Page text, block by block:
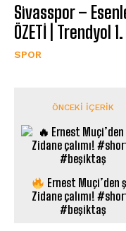
Sivasspor –
ÖZETİ | Trendyol
SPOR
ÖNCEKI İÇERIK
Ernest Muçi’den
Zidane çalımı!
#beşiktaş